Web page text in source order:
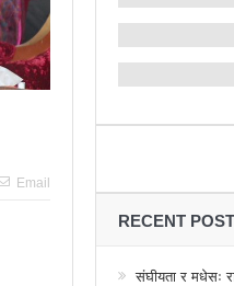
मृत्यु
स्थानमा कर्फ्यु आदेश
तनावग्रस्त
देशैभर अभियानात्मक कार्यक्रम
नगरद्वारा वैचारिक, राजनीतिक
Email
RECENT
संघीयता र मधेसः